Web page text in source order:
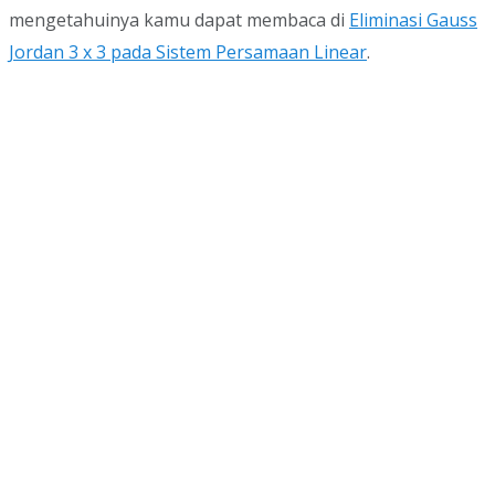
mengetahuinya kamu dapat membaca di Eliminasi Gauss
Jordan 3 x 3 pada Sistem Persamaan Linear.